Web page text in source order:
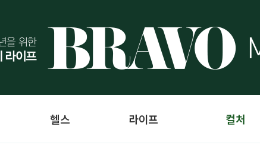
헬스 라이프 컬처